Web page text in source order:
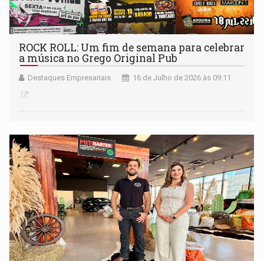
ROCK ROLL: Um fim de semana para celebrar
a música no Grego Original Pub
Destaques Empresariais 16 de Julho de 2026 às 09:11